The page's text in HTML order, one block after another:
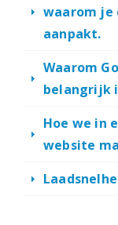
waarom je
aanpakt.
Waarom
belangrijk
Hoe we in
website